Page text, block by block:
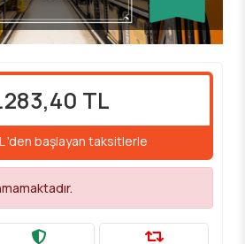
TL
'den başlayan taksitlerle